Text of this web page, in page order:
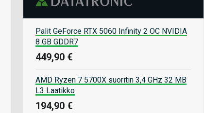
Palit GeForce RTX 5060 Infinity 2 OC NVIDIA
8 GB GDDR7
449,90 €
AMD Ryzen 7 5700X suoritin 3,4 GHz 32 MB
L3 Laatikko
194,90 €